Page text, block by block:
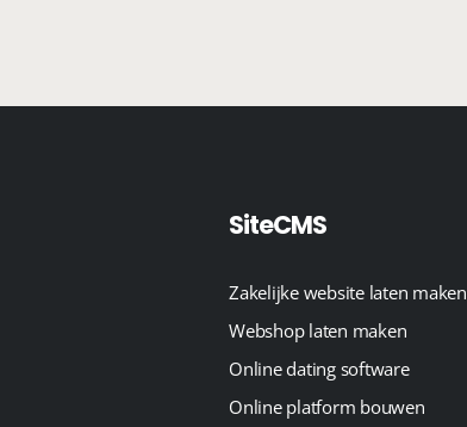
SiteCMS
Zakelijke website laten maken
Webshop laten maken
Online dating software
Online platform bouwen